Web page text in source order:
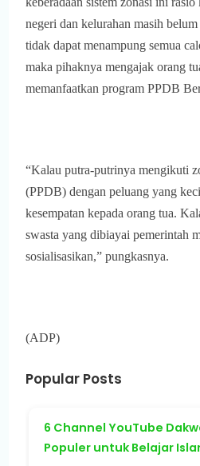
negeri dan kelurahan masih
tidak dapat menampung semua
maka pihaknya mengajak orang
memanfaatkan program PPDB
“Kalau putra-putrinya mengikuti
(PPDB) dengan peluang yang
kesempatan kepada orang tua.
swasta yang dibiayai pemerintah
sosialisasikan,” pungkasnya.
(ADP)
Popular Posts
6 Channel YouTube
Populer untuk Belajar